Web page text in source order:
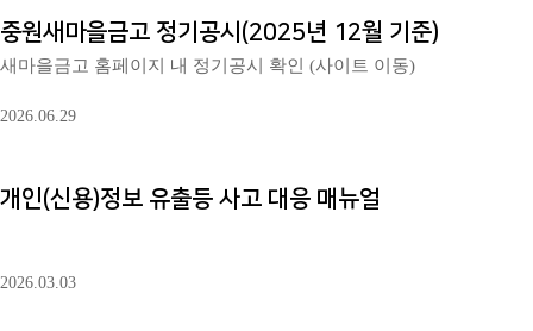
중원새마을금고 정기공시(2025년 12월 기준)
새마을금고 홈페이지 내 정기공시 확인 (사이트 이동)
2026.06.29
개인(신용)정보 유출등 사고 대응 매뉴얼
2026.03.03